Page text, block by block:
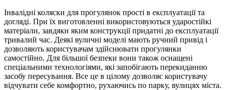
Інвалідні коляски для прогулянок прості в експлуатації та
догляді. При їх виготовленні використовуються ударостійкі
матеріали, завдяки яким конструкції придатні до експлуатації
тривалий час. Деякі вуличні моделі мають ручний привід і
дозволяють користувачам здійснювати прогулянки
самостійно. Для більшої безпеки вони також оснащені
спеціальними технологіями, які запобігають перекиданню
засобу пересування. Все це в цілому дозволяє користувачу
відчувати себе комфортно, рухаючись по парку, вулицях міста.